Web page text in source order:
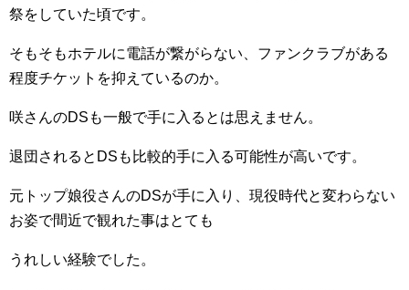
祭をしていた頃です。
そもそもホテルに電話が繋がらない、ファンクラブがある
程度チケットを抑えているのか。
咲さんのDSも一般で手に入るとは思えません。
退団されるとDSも比較的手に入る可能性が高いです。
元トップ娘役さんのDSが手に入り、現役時代と変わらない
お姿で間近で観れた事はとても
うれしい経験でした。